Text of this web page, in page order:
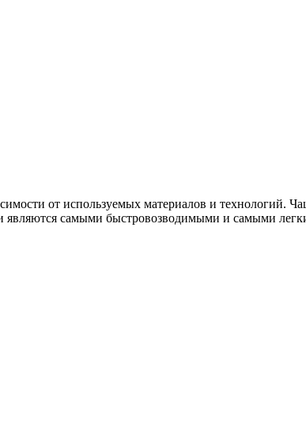
от используемых материалов и технологий.
являются самыми быстровозводимыми и самыми